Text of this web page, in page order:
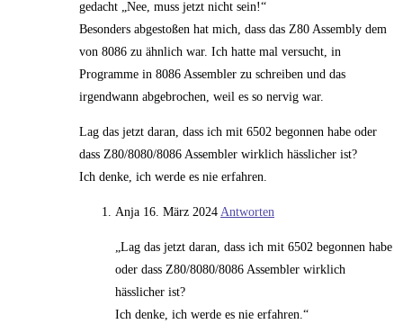
gedacht „Nee, muss jetzt nicht sein!“
Besonders abgestoßen hat mich, dass das Z80 Assembly dem
von 8086 zu ähnlich war. Ich hatte mal versucht, in
Programme in 8086 Assembler zu schreiben und das
irgendwann abgebrochen, weil es so nervig war.
Lag das jetzt daran, dass ich mit 6502 begonnen habe oder
dass Z80/8080/8086 Assembler wirklich hässlicher ist?
Ich denke, ich werde es nie erfahren.
Anja 16. März 2024 Antworten
„Lag das jetzt daran, dass ich mit 6502 begonnen habe
oder dass Z80/8080/8086 Assembler wirklich
hässlicher ist?
Ich denke, ich werde es nie erfahren.“